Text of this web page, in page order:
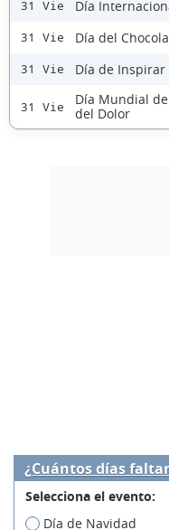
31 Vie Día
31 Vie Día del
31 Vie Día de
31 Vie
Día Mundial
del Dolor
¿Cuántos días
Selecciona el evento:
Día de Navidad